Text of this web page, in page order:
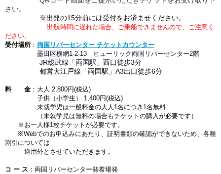
さい。
※出発の15分前には受付をお済ませください。
出航時間に遅れた場合、ご乗船できませんので、ご注意く
ださい。
受付場所 ： 両国リバーセンター チケットカウンター
墨田区横網1-2-13 ヒューリック両国リバーセンター2階
JR総武線「両国駅」西口徒歩3分
都営大江戸線「両国駅」A3出口徒歩6分
料 金 ：大人 2,800円(税込)
子供（小学生） 1,400円(税込)
未就学児は一般料金の大人1名につき1名無料
（未就学児は無料の場合もチケットの購入が必要です）
※お一人様1枚チケットが必要です。
※Webでのお申込みにあたり、証明書類の確認ができないため、 各種
割引については
適用外とさせていただきます。
コ ー ス ：両国リバーセンター発着場発